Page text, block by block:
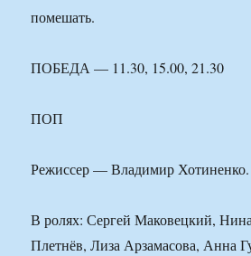
помешать.
ПОБЕДА — 11.30, 15.00, 21.30
ПОП
Режиссер — Владимир Хотиненко.
В ролях: Сергей Маковецкий,
Плетнёв, Лиза Арзамасова, Анна